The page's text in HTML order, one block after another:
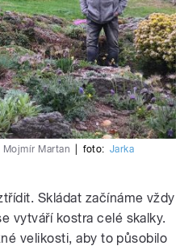
Martan foto: Jarka
Skládat začínáme vždy
vytváří kostra celé skalky.
velikosti, aby to působilo